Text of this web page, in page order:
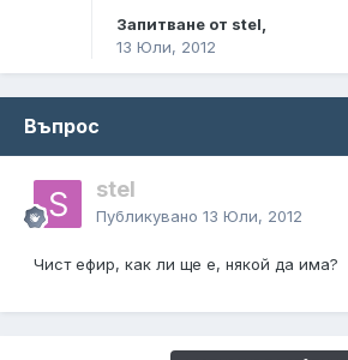
Запитване от stel,
13 Юли, 2012
Въпрос
stel
Публикувано 13 Юли, 2012
Чист ефир, как ли ще е, някой да има?